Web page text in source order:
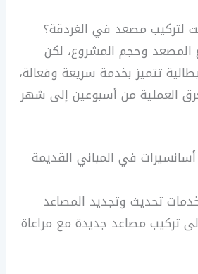
وحجم المشروع، لكن
تتميز بخدمة سريعة وفعالة،
العملية من أسبوعين إلى شهر
في المباني القديمة
تحديث وتجديد المصاعد
تركيب مصاعد جديدة مع مراعاة